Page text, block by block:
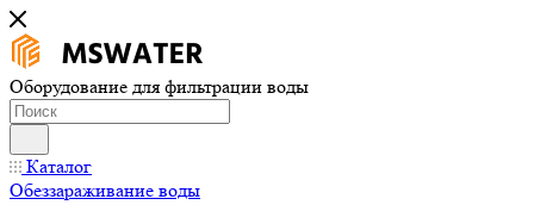
Оборудование для фильтрации воды
Каталог
Обеззараживание воды